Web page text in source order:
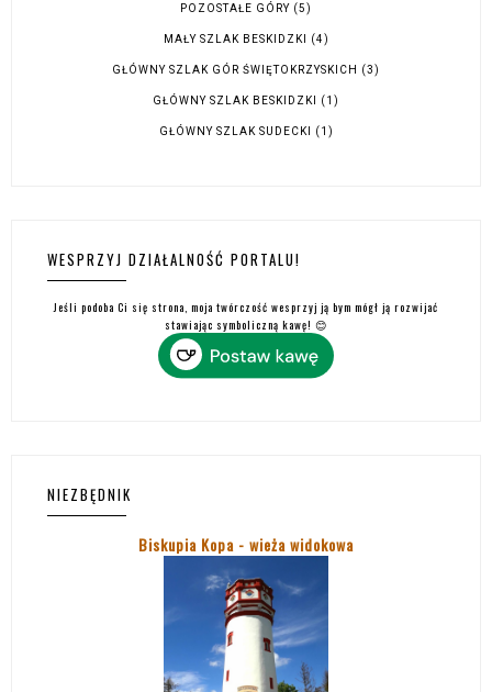
POZOSTAŁE GÓRY (5)
MAŁY SZLAK BESKIDZKI (4)
GŁÓWNY SZLAK GÓR ŚWIĘTOKRZYSKICH (3)
GŁÓWNY SZLAK BESKIDZKI (1)
GŁÓWNY SZLAK SUDECKI (1)
WESPRZYJ DZIAŁALNOŚĆ PORTALU!
Jeśli podoba Ci się strona, moja twórczość wesprzyj ją bym mógł ją rozwijać
stawiając symboliczną kawę! 😊
NIEZBĘDNIK
Biskupia Kopa - wieża widokowa